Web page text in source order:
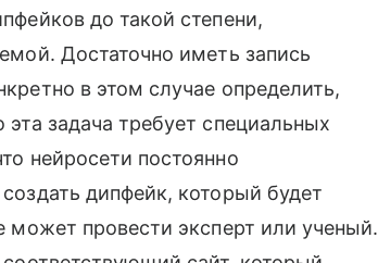
до такой степени,
Достаточно иметь запись
в этом случае определить,
задача требует специальных
нейросети постоянно
дипфейк, который будет
может провести эксперт или ученый.